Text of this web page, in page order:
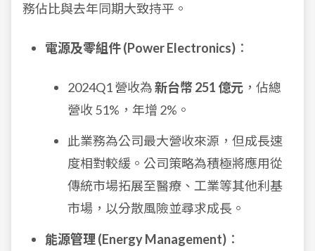
務佔比與去年同期大致持平。
電源及零組件 (Power Electronics) ：
2024Q1 營收為新台幣 251 億元 ，佔總
營收 51%，年增 2%。
此業務為公司最大營收來源，但成長速
度相對較緩。公司策略為積極將應用從
傳統市場拓展至醫療、工業等其他利基
市場，以分散風險並尋求成長。
能源管理 (Energy Management) ：